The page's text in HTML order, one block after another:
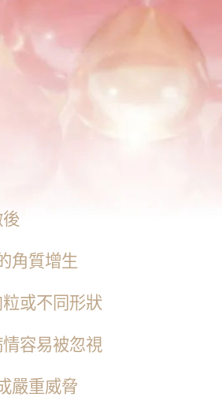
角質增生
或不同形狀
容易被忽視
嚴重威脅